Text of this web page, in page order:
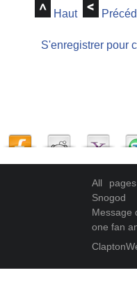
Haut
S'enregistrer pour
All
Snogod
Message
one fan